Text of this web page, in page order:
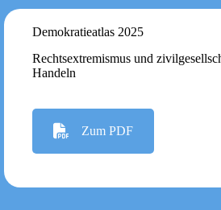
Demokratieatlas 2025
Rechtsextremismus und
Handeln
Zum PDF